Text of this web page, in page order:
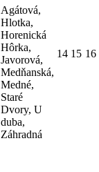
Agátová,
Hlotka,
Horenická
Hôrka,
Javorová,
Medňanská,
Medné,
Staré
Dvory, U
duba,
Záhradná
14 15 16